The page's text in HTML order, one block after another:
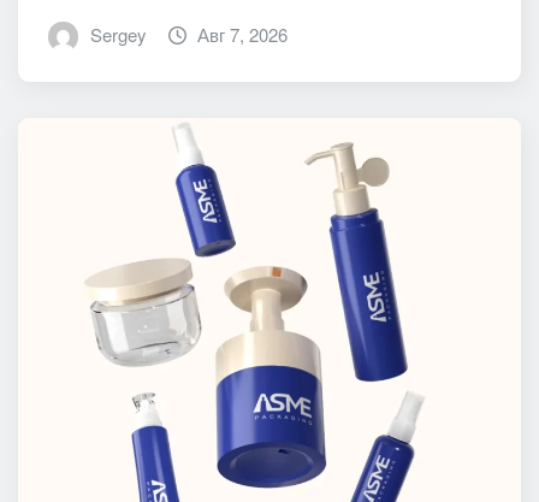
Sergey Авг 7, 2026